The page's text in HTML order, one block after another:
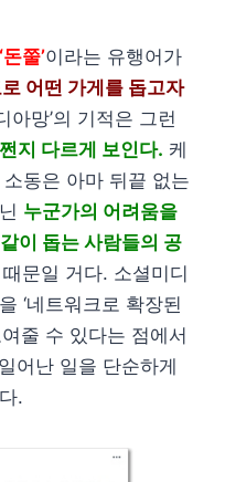
‘돈쭐’이라는 유행어가
어떤 가게를 돕고자
아망’의 기적은 그런
지 다르게 보인다. 케
동은 아마 뒤끝 없는
누군가의 어려움을
이 돕는 사람들의 공
문일 거다. 소셜미디
‘네트워크로 확장된
줄 수 있다는 점에서
어난 일을 단순하게
.